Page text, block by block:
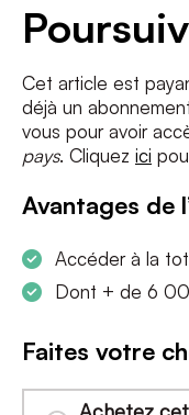
Cet article est
déjà un
vous pour avoir
pays. Cliquez ici
Avantages de
Accéder à la
Dont + de 6
Faites votre
J'accepte les termes